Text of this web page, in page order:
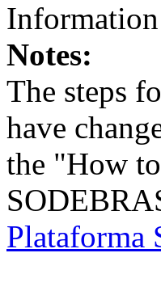
Notes:
The steps
have
the "How
Plataforma